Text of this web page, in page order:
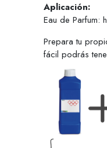
Aplicación:
Eau de Parfum:
Prepara tu
fácil podrás